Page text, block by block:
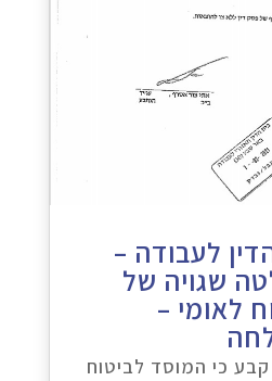
לעבודה –
שגויה של
לאומי –
כי המוסד לביטוח